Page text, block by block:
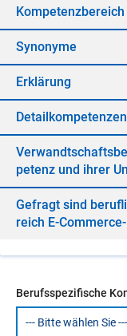
Kom­pe­tenz­be­reich
Syn­ony­me
Er­klä­rung
De­tail­kom­pe­ten­zen
pe­tenz und ih­rer
Ge­fragt sind
reich E-
Berufsspezifische